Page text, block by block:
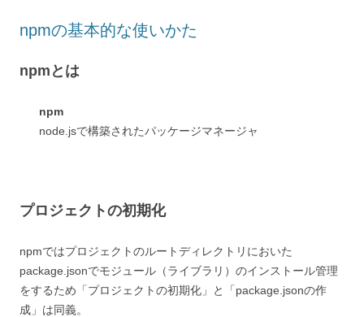
npmの基本的な使いかた
npmとは
npm
node.jsで構築されたパッケージマネージャ
プロジェクトの初期化
npmではプロジェクトのルートディレクトリにおいた
package.jsonでモジュール（ライブラリ）のインストール管理
をするため「プロジェクトの初期化」と「package.jsonの作
成」は同義。